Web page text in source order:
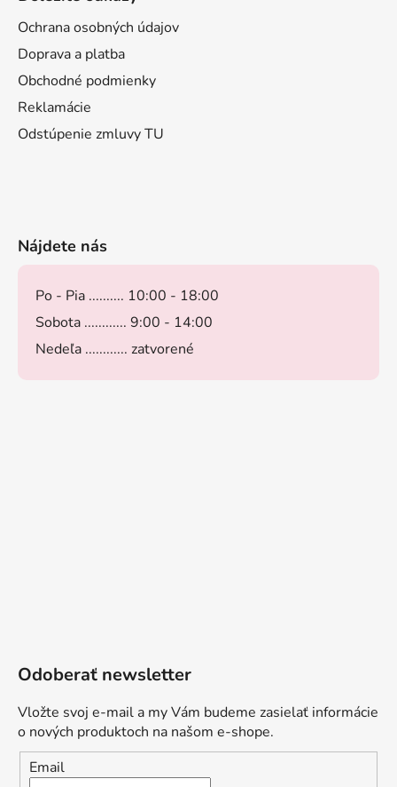
Ochrana osobných údajov
Doprava a platba
Obchodné podmienky
Reklamácie
Odstúpenie zmluvy TU
Nájdete nás
Po - Pia .......... 10:00 - 18:00
Sobota ............ 9:00 - 14:00
Nedeľa ............ zatvorené
Odoberať newsletter
Vložte svoj e-mail a my Vám budeme zasielať informácie
o nových produktoch na našom e-shope.
Email